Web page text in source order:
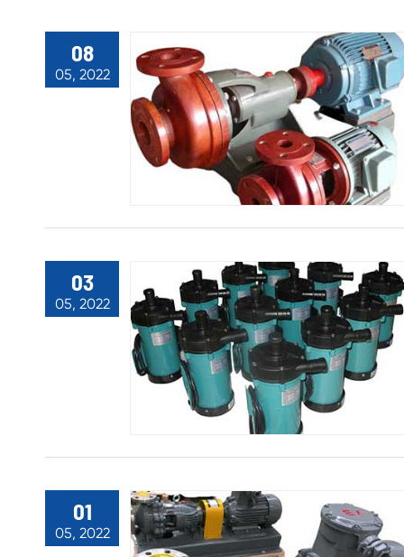
08
05, 2022
03
05, 2022
01
05, 2022